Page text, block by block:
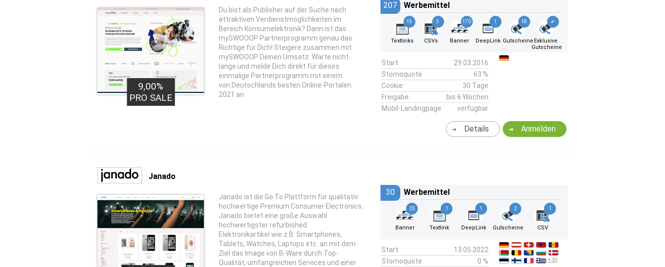
9,00%
PRO SALE
Du bist als Publisher auf der Suche nach
attraktiven Verdienstmöglichkeiten im
Bereich Konsumelektronik? Dann ist das
mySWOOOP Partnerprogramm genau das
Richtige für Dich! Steigere zusammen mit
mySWOOOP Deinen Umsatz. Warte nicht
lange und melde Dich direkt für dieses
einmalige Partnerprogramm mit einem
von Deutschlands besten Online-Portalen
2021 an.
207 Werbemittel
15
Textlinks
3
CSVs
170
Banner
1
DeepLink
18
Gutscheine
✔
Exklusive
Gutscheine
Start
29.03.2016
Stornoquote
63 %
Cookie
30 Tage
Freigabe
bis 6 Wochen
Mobil-Landingpage
verfügbar
Anmelden
Details
Janado
Janado ist die Go To Plattform für qualitativ
hochwertige Premium Consumer Electronics.
Janado bietet eine große Auswahl
hochwertigster refurbished
Elektronikartikel wie z.B. Smartphones,
Tablets, Watches, Laptops etc. an mit dem
Ziel das Image von B-Ware durch Top-
Qualität, umfangreichen Services und einer
30 Werbemittel
25
Banner
1
Textlink
1
DeepLink
2
Gutscheine
1
CSV
Start
13.05.2022
Stornoquote
0 %
+30